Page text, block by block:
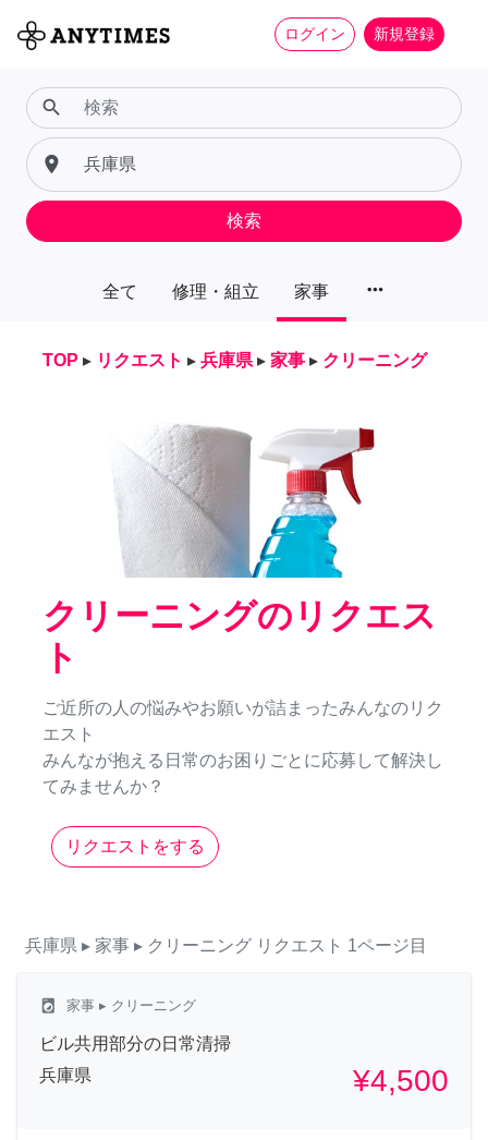
ログイン 新規登録
全て 修理・組立 家事 more_horiz
search
place
検索
TOP ▸ リクエスト ▸ 兵庫県 ▸ 家事 ▸ クリーニング
クリーニングのリクエス
ト
ご近所の人の悩みやお願いが詰まったみんなのリク
エスト
みんなが抱える日常のお困りごとに応募して解決し
てみませんか？
リクエストをする
兵庫県 ▸ 家事 ▸ クリーニング リクエスト 1ページ目
local_laundry_service 家事 ▸ クリーニング
ビル共用部分の日常清掃
兵庫県
¥4,500